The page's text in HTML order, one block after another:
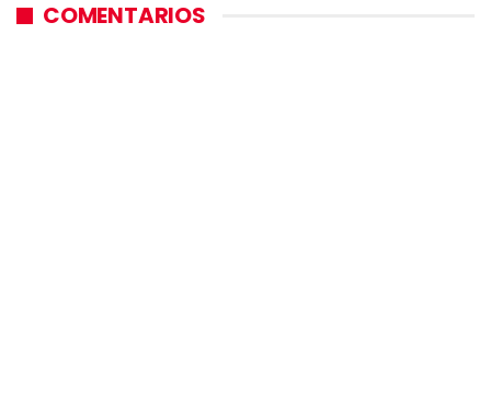
COMENTARIOS